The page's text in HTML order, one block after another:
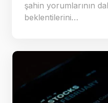
şahin yorumlarının
beklentilerini…